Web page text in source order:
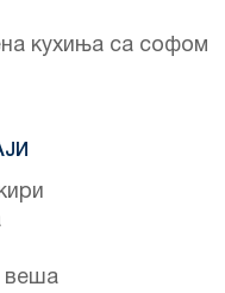
кухиња са софом
веша